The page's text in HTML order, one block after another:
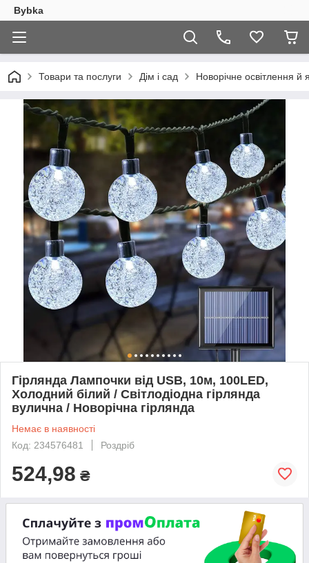
Bybka
Товари та послуги Дім і сад Новорічне освітлення й
Гірлянда Лампочки від USB, 10м, 100LED,
Холодний білий / Світлодіодна гірлянда
вулична / Новорічна гірлянда
Немає в наявності
Код: 234576481
Роздріб
524,98 ₴